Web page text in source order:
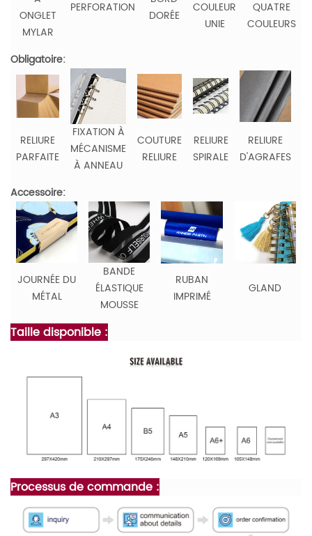
ONGLET
MYLAR
PERFORATION
DORÉE
COULEUR
UNIE
QUATRE
COULEURS
Obligatoire:
RELIURE
PARFAITE
FIXATION À
MÉCANISME
À ANNEAU
COUTURE
RELIURE
RELIURE
SPIRALE
RELIURE
D'AGRAFES
Accessoire:
JOURNÉE DU
MÉTAL
BANDE
ÉLASTIQUE
MOUSSE
RUBAN
IMPRIMÉ
GLAND
Taille disponible :
Processus de commande :